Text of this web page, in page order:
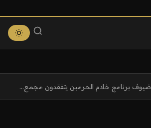
ضيوف برنامج خادم الحرمين يتفقدون مجمع...